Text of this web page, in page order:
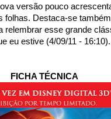
versão pouco
Destaca-se
esse grande
eu estive (4/09/11 - 16:10).
FICHA TÉCNICA